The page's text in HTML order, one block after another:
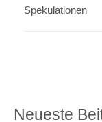
Spekulationen
Neueste